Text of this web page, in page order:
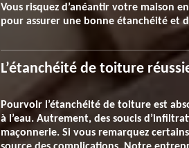
Vous risquez d’anéantir votre maison
pour assurer une bonne étanchéité et
L’étanchéité de toiture
Pourvoir l’étanchéité de toiture est
à l’eau. Autrement, des soucis
maçonnerie. Si vous remarquez